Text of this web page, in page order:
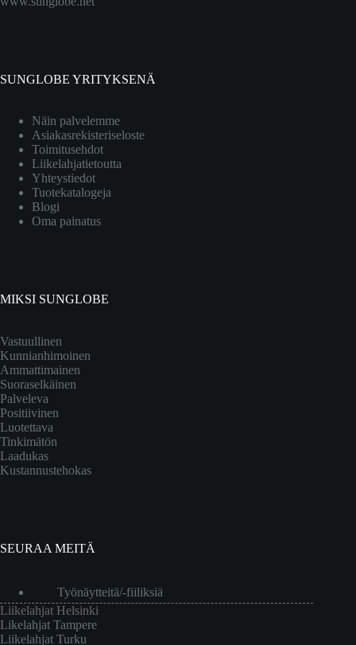
SUNGLOBE YRITYKSENÄ
Näin palvelemme
Asiakasrekisteriseloste
Toimitusehdot
Liikelahjatietoutta
Yhteystiedot
Tuotekatalogeja
Blogi
Oma painatus
MIKSI SUNGLOBE
Vastuullinen
Kunnianhimoinen
Ammattimainen
Suoraselkäinen
Palveleva
Positiivinen
Luotettava
Tinkimätön
Laadukas
Kustannustehokas
SEURAA MEITÄ
Työnäytteitä/-fiiliksiä
Liikelahjat Helsinki
Likelahjat Tampere
Liikelahjat Turku